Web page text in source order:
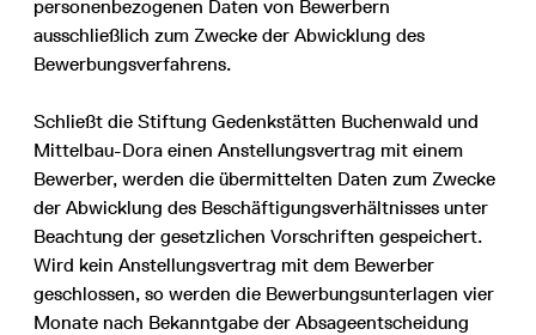
personenbezogenen Daten von Bewerbern
ausschließlich zum Zwecke der Abwicklung des
Bewerbungsverfahrens.
Schließt die Stiftung Gedenkstätten Buchenwald und
Mittelbau-Dora einen Anstellungsvertrag mit einem
Bewerber, werden die übermittelten Daten zum Zwecke
der Abwicklung des Beschäftigungsverhältnisses unter
Beachtung der gesetzlichen Vorschriften gespeichert.
Wird kein Anstellungsvertrag mit dem Bewerber
geschlossen, so werden die Bewerbungsunterlagen vier
Monate nach Bekanntgabe der Absageentscheidung